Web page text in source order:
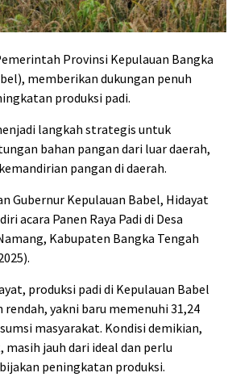
Provinsi Kepulauan Bangka
memberikan dukungan penuh
produksi padi.
langkah strategis untuk
bahan pangan dari luar daerah,
pangan di daerah.
Gubernur Kepulauan Babel, Hidayat
acara Panen Raya Padi di Desa
Kabupaten Bangka Tengah
produksi padi di Kepulauan Babel
rendah, yakni baru memenuhi 31,24
masyarakat. Kondisi demikian,
masih jauh dari ideal dan perlu
peningkatan produksi.